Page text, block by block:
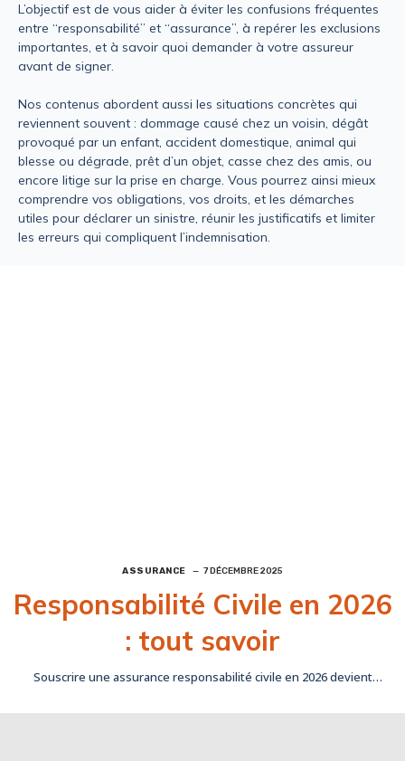
L’objectif est de vous aider à éviter les confusions fréquentes
entre “responsabilité” et “assurance”, à repérer les exclusions
importantes, et à savoir quoi demander à votre assureur
avant de signer.
Nos contenus abordent aussi les situations concrètes qui
reviennent souvent : dommage causé chez un voisin, dégât
provoqué par un enfant, accident domestique, animal qui
blesse ou dégrade, prêt d’un objet, casse chez des amis, ou
encore litige sur la prise en charge. Vous pourrez ainsi mieux
comprendre vos obligations, vos droits, et les démarches
utiles pour déclarer un sinistre, réunir les justificatifs et limiter
les erreurs qui compliquent l’indemnisation.
ASSURANCE 7 DÉCEMBRE 2025
Responsabilité Civile en 2026
: tout savoir
Souscrire une assurance responsabilité civile en 2026 devient